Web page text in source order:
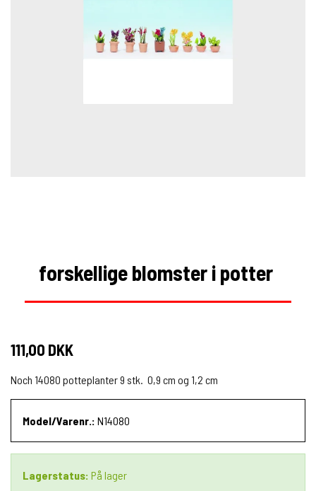
forskellige blomster i potter
111,00 DKK
Noch 14080 potteplanter 9 stk. 0,9 cm og 1,2 cm
Model/Varenr.: N14080
Lagerstatus: På lager